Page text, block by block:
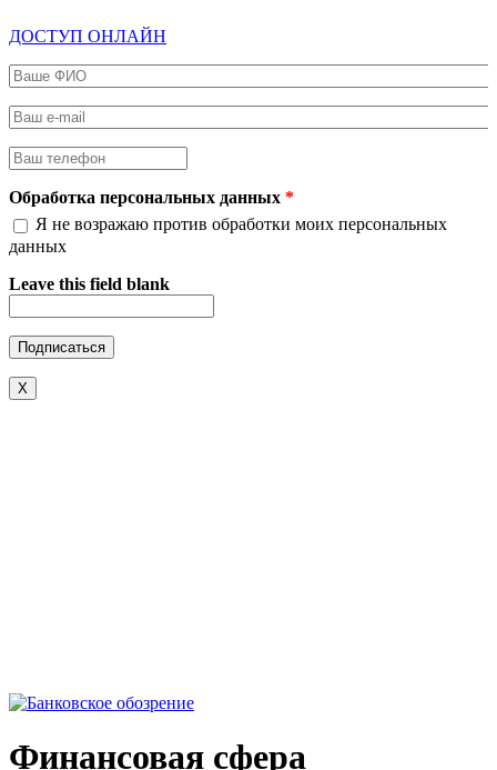
ДОСТУП ОНЛАЙН
Ваше ФИО
Ваш e-mail
Ваш телефон
Обработка персональных данных *
Я не возражаю против обработки моих персональных
данных
Leave this field blank
X
Финансовая сфера